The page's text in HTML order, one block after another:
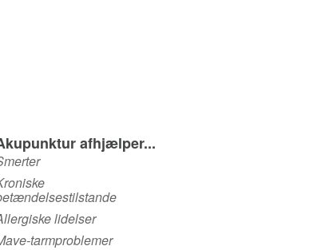
afhjælper...
lidelser
tarmproblemer